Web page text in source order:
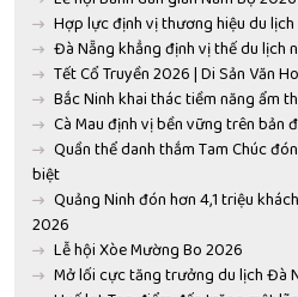
Hợp lực định vị thương hiệu du
Đà Nẵng khẳng định vị thế du lịch
Tết Cổ Truyền 2026 | Di Sản Văn
Bắc Ninh khai thác tiềm năng ẩm
Cà Mau định vị bền vững trên bản
Quần thể danh thắm Tam Chúc
biệt
Quảng Ninh đón hơn 4,1 triệu
2026
Lễ hội Xòe Mường Bo 2026
Mở lối cực tăng trưởng du lịch Đà